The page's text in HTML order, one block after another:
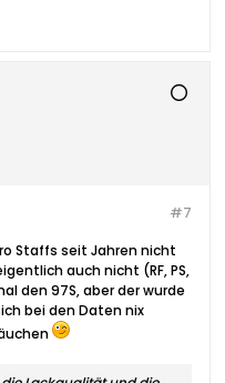
#7
Staffs seit Jahren nicht
auch nicht (RF, PS,
den 97S, aber der wurde
bei den Daten nix